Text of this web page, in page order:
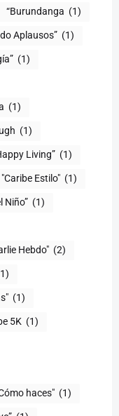
“Burundanga (1)
Aplausos” (1)
(1)
(1)
(1)
Living” (1)
"Caribe Estilo" (1)
Niño” (1)
Hebdo" (2)
(1)
5K (1)
haces" (1)